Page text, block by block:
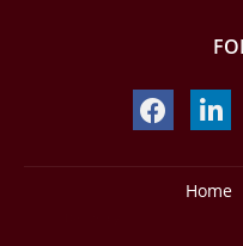
seront placés sous gestion
AFRIQUE - MOBILE
par les comptes de mobileHome